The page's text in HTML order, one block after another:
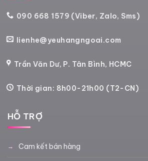
090 668 1579 (Viber, Zalo, Sms)
lienhe@yeuhangngoai.com
Trần Văn Dư, P. Tân Bình, HCMC
Thời gian: 8h00-21h00 (T2-CN)
HỖ TRỢ
Cam kết bán hàng